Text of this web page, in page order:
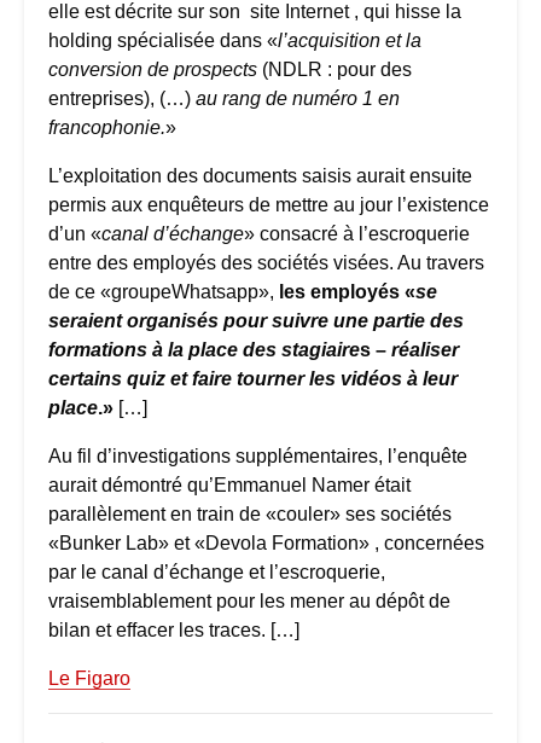
elle est décrite sur son site Internet , qui hisse la
holding spécialisée dans «l’acquisition et la
conversion de prospects (NDLR : pour des
entreprises), (…) au rang de numéro 1 en
francophonie.»
L’exploitation des documents saisis aurait ensuite
permis aux enquêteurs de mettre au jour l’existence
d’un «canal d’échange» consacré à l’escroquerie
entre des employés des sociétés visées. Au travers
de ce «groupeWhatsapp», les employés «se
seraient organisés pour suivre une partie des
formations à la place des stagiaires – réaliser
certains quiz et faire tourner les vidéos à leur
place.» […]
Au fil d’investigations supplémentaires, l’enquête
aurait démontré qu’Emmanuel Namer était
parallèlement en train de «couler» ses sociétés
«Bunker Lab» et «Devola Formation» , concernées
par le canal d’échange et l’escroquerie,
vraisemblablement pour les mener au dépôt de
bilan et effacer les traces. […]
Le Figaro